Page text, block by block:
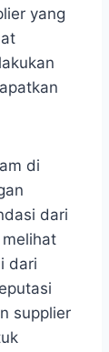
yang
di
dari
dari
supplier